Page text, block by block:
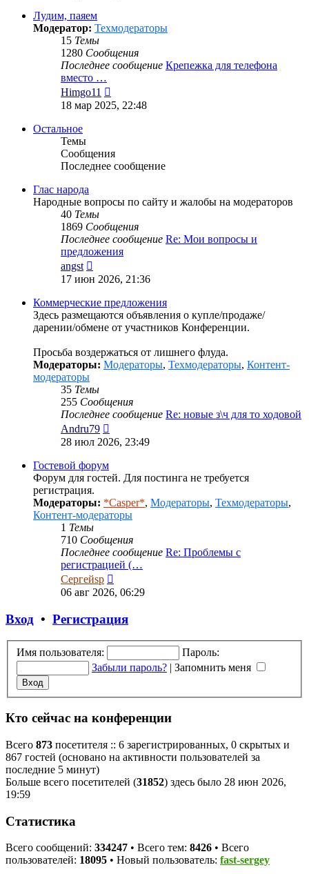
сообщению
Лудим, паяем
Модератор: Техмодераторы
15 Темы
1280 Сообщения
Последнее сообщение Крепежка для телефона
вместо …
Himgo11
к
18 мар 2025, 22:48
Остальное
Темы
Сообщения
Последнее сообщение
Глас народа
Народные вопросы по сайту и жалобы на модераторов
40 Темы
1869 Сообщения
Последнее сообщение Re: Мои вопросы и
предложения
angst
к
сообщению
17 июн 2026, 21:36
Коммерческие предложения
Здесь размещаются объявления о купле/продаже/
дарении/обмене от участников Конференции.
Просьба воздержаться от лишнего флуда.
Модераторы: Модераторы, Техмодераторы, Контент-
модераторы
35 Темы
255 Сообщения
Последнее сообщение Re: новые з\ч для то ходовой
Andru79
к
28 июл 2026, 23:49
Гостевой форум
Форум для гостей. Для постинга не требуется
регистрация.
Модераторы: *Casper*, Модераторы, Техмодераторы,
Контент-модераторы
1 Темы
710 Сообщения
Последнее сообщение Re: Проблемы с
регистрацией (…
Сергейsp
к
06 авг 2026, 06:29
Вход • Регистрация
Имя пользователя:
Пароль:
Забыли пароль? | Запомнить меня
Кто сейчас на конференции
Всего 873 посетителя :: 6 зарегистрированных, 0 скрытых и
867 гостей (основано на активности пользователей за
последние 5 минут)
Больше всего посетителей (31852) здесь было 28 июн 2026,
19:59
Статистика
Всего сообщений: 334247 • Всего тем: 8426 • Всего
пользователей: 18095 • Новый пользователь: fast-sergey